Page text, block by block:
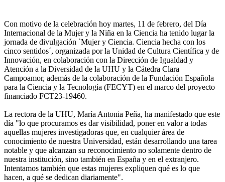
Con motivo de la celebración hoy martes, 11 de febrero, del Día
Internacional de la Mujer y la Niña en la Ciencia ha tenido lugar la
jornada de divulgación `Mujer y Ciencia. Ciencia hecha con los
cinco sentidos´, organizada por la Unidad de Cultura Científica y de
Innovación, en colaboración con la Dirección de Igualdad y
Atención a la Diversidad de la UHU y la Cátedra Clara
Campoamor, además de la colaboración de la Fundación Española
para la Ciencia y la Tecnología (FECYT) en el marco del proyecto
financiado FCT23-19460.
La rectora de la UHU, María Antonia Peña, ha manifestado que este
día "lo que procuramos es dar visibilidad, poner en valor a todas
aquellas mujeres investigadoras que, en cualquier área de
conocimiento de nuestra Universidad, están desarrollando una tarea
notable y que alcanzan su reconocimiento no solamente dentro de
nuestra institución, sino también en España y en el extranjero.
Intentamos también que estas mujeres expliquen qué es lo que
hacen, a qué se dedican diariamente".